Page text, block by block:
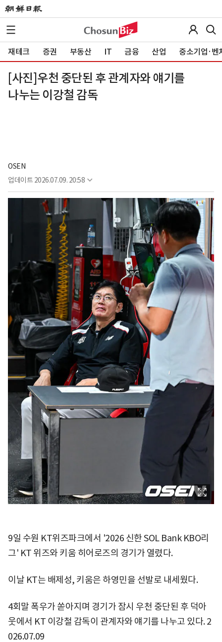
재테크 증권 부동산 IT 금융 산업 중소기업·벤
[사진]우천 중단된 후 관계자와 얘기를
나누는 이강철 감독
OSEN
업데이트 2026.07.09. 20:58
9일 수원 KT위즈파크에서 '2026 신한 SOL Bank KBO리
그' KT 위즈와 키움 히어로즈의 경기가 열렸다.
이날 KT는 배제성, 키움은 하영민을 선발로 내세웠다.
4회말 폭우가 쏟아지며 경기가 잠시 우천 중단된 후 덕아
웃에서 KT 이강철 감독이 관계자와 얘기를 나누고 있다. 2
026.07.09